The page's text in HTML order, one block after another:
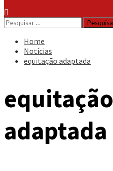
Pesquisar
por:
Home
Notícias
equitação adaptada
equitação
adaptada